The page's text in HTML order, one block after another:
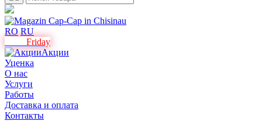
RO RU
Friday
Акции
Уценка
О нас
Услуги
Работы
Доставка и оплата
Контакты